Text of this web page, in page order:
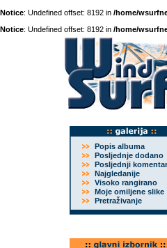
Notice: Undefined offset: 8192 in /home/
Notice: Undefined offset: 8192 in /home/
Popis albuma
Posljednje dodano
Posljednji
Najgledanije
Visoko rangirano
Moje omiljene slike
Pretraživanje